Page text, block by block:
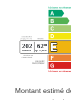
Montant estimé